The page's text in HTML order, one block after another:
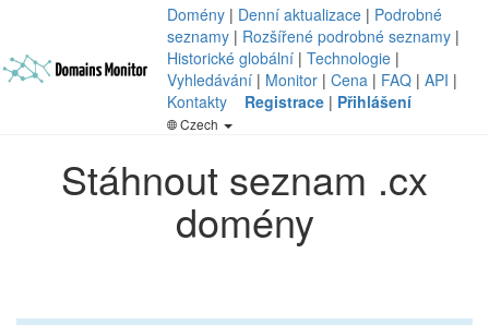
Domény | Denní aktualizace | Podrobné
seznamy | Rozšířené podrobné seznamy |
Historické globální | Technologie |
Vyhledávání | Monitor | Cena | FAQ | API |
Kontakty
Registrace | Přihlášení
Czech
Stáhnout seznam .cx
domény